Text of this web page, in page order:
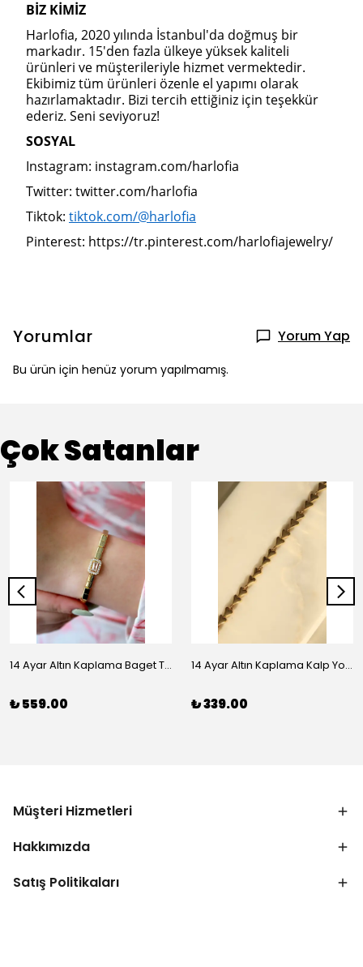
BİZ KİMİZ
Harlofia, 2020 yılında İstanbul'da doğmuş bir
markadır. 15'den fazla ülkeye yüksek kaliteli
ürünleri ve müşterileriyle hizmet vermektedir.
Ekibimiz tüm ürünleri özenle el yapımı olarak
hazırlamaktadır. Bizi tercih ettiğiniz için teşekkür
ederiz. Seni seviyoruz!
SOSYAL
Instagram: instagram.com/harlofia
Twitter: twitter.com/harlofia
Tiktok: tiktok.com/@harlofia
Pinterest: https://tr.pinterest.com/harlofiajewelry/
Yorumlar Yorum Yap
Bu ürün için henüz yorum yapılmamış.
Çok Satanlar
14 Ayar Altın Kaplama Baget Taşlı Vip Bileklik
₺ 559.00
14 Ayar Altın Kaplama Kalp Yolu Bileklik
₺ 339.00
Müşteri Hizmetleri
Hakkımızda
Satış Politikaları